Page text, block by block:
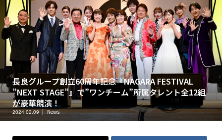
長良グループ創立60周年記念『NAGARA FESTIVAL
”NEXT STAGE”』で”ワンチーム”所属タレント全12組
が豪華競演！
2024.02.09 News